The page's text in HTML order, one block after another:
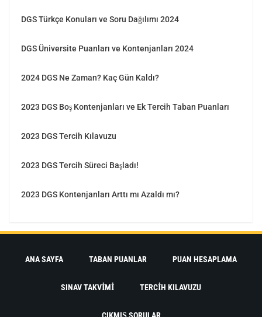
DGS Türkçe Konuları ve Soru Dağılımı 2024
DGS Üniversite Puanları ve Kontenjanları 2024
2024 DGS Ne Zaman? Kaç Gün Kaldı?
2023 DGS Boş Kontenjanları ve Ek Tercih Taban Puanları
2023 DGS Tercih Kılavuzu
2023 DGS Tercih Süreci Başladı!
2023 DGS Kontenjanları Arttı mı Azaldı mı?
ANA SAYFA TABAN PUANLAR PUAN HESAPLAMA
SINAV TAKVIMI TERCIH KILAVUZU
ÇIKMIŞ SORULAR